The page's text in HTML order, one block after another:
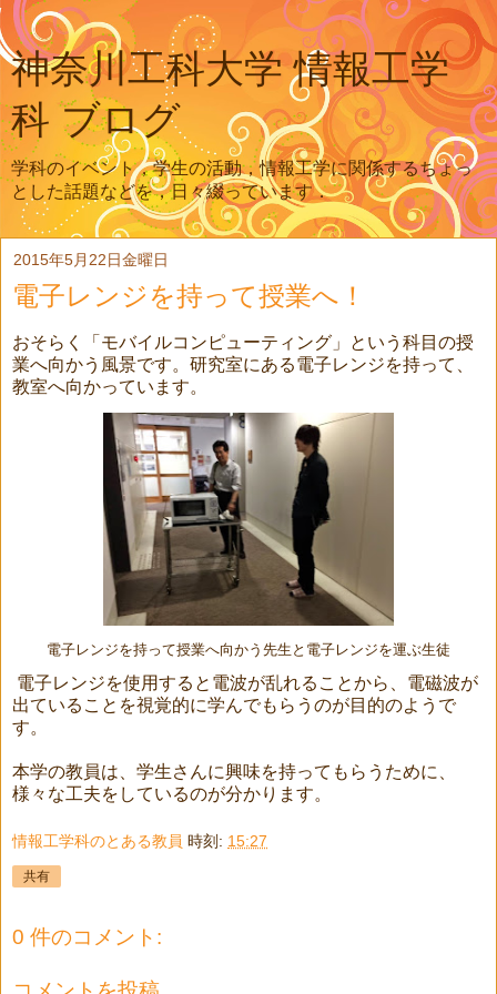
神奈川工科大学 情報工学
科 ブログ
学科のイベント，学生の活動，情報工学に関係するちょっ
とした話題などを，日々綴っています．
2015年5月22日金曜日
電子レンジを持って授業へ！
おそらく「モバイルコンピューティング」という科目の授
業へ向かう風景です。研究室にある電子レンジを持って、
教室へ向かっています。
電子レンジを持って授業へ向かう先生と電子レンジを運ぶ生徒
電子レンジを使用すると電波が乱れることから、電磁波が
出ていることを視覚的に学んでもらうのが目的のようで
す。
本学の教員は、学生さんに興味を持ってもらうために、
様々な工夫をしているのが分かります。
情報工学科のとある教員 時刻: 15:27
共有
0 件のコメント: